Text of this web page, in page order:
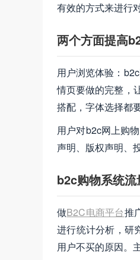
有效的方式来进行
两个方面提高
用户浏览体验：
情页要做的完整，
搭配，字体选择都
用户对b2c网上购
声明、版权声明、
b2c购物系统
做B2C电商平台推
进行统计分析，研
用户不买的原因。